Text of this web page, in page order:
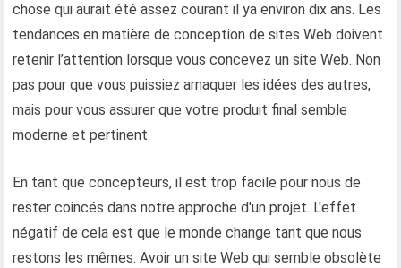
chose qui aurait été assez courant il ya environ dix ans. Les
tendances en matière de conception de sites Web doivent
retenir l’attention lorsque vous concevez un site Web. Non
pas pour que vous puissiez arnaquer les idées des autres,
mais pour vous assurer que votre produit final semble
moderne et pertinent.
En tant que concepteurs, il est trop facile pour nous de
rester coincés dans notre approche d'un projet. L'effet
négatif de cela est que le monde change tant que nous
restons les mêmes. Avoir un site Web qui semble obsolète